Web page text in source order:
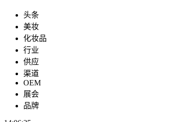
头条
美妆
化妆品
行业
供应
渠道
OEM
展会
品牌